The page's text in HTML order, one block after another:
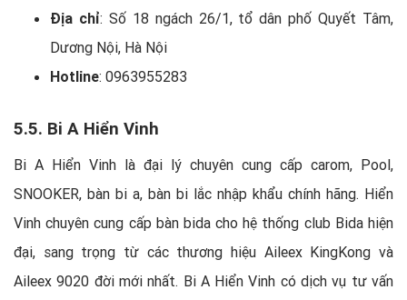
Địa chỉ: Số 18 ngách 26/1, tổ dân phố Quyết Tâm,
Dương Nội, Hà Nội
Hotline: 0963955283
5.5. Bi A Hiển Vinh
Bi A Hiển Vinh là đại lý chuyên cung cấp carom, Pool,
SNOOKER, bàn bi a, bàn bi lắc nhập khẩu chính hãng. Hiển
Vinh chuyên cung cấp bàn bida cho hệ thống club Bida hiện
đại, sang trọng từ các thương hiệu Aileex KingKong và
Aileex 9020 đời mới nhất. Bi A Hiển Vinh có dịch vụ tư vấn